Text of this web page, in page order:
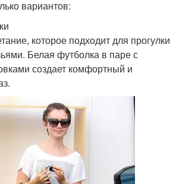
вариантов:
которое подходит для прогулки
Белая футболка в паре с
создает комфортный и